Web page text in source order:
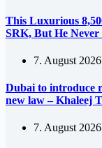
This Luxurious
SRK, But He
7. August 2026
Dubai to introduce
new law – Khaleej
7. August 2026